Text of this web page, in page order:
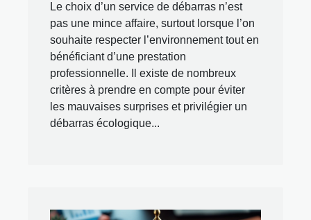
Le choix d’un service de débarras n’est
pas une mince affaire, surtout lorsque l’on
souhaite respecter l’environnement tout en
bénéficiant d’une prestation
professionnelle. Il existe de nombreux
critères à prendre en compte pour éviter
les mauvaises surprises et privilégier un
débarras écologique...